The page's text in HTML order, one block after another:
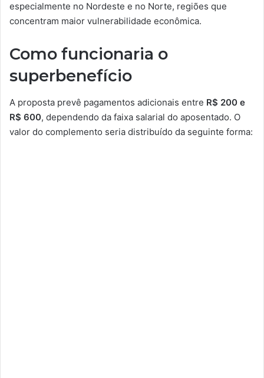
especialmente no Nordeste e no Norte, regiões que
concentram maior vulnerabilidade econômica.
Como funcionaria o
superbenefício
A proposta prevê pagamentos adicionais entre R$ 200 e
R$ 600, dependendo da faixa salarial do aposentado. O
valor do complemento seria distribuído da seguinte forma: